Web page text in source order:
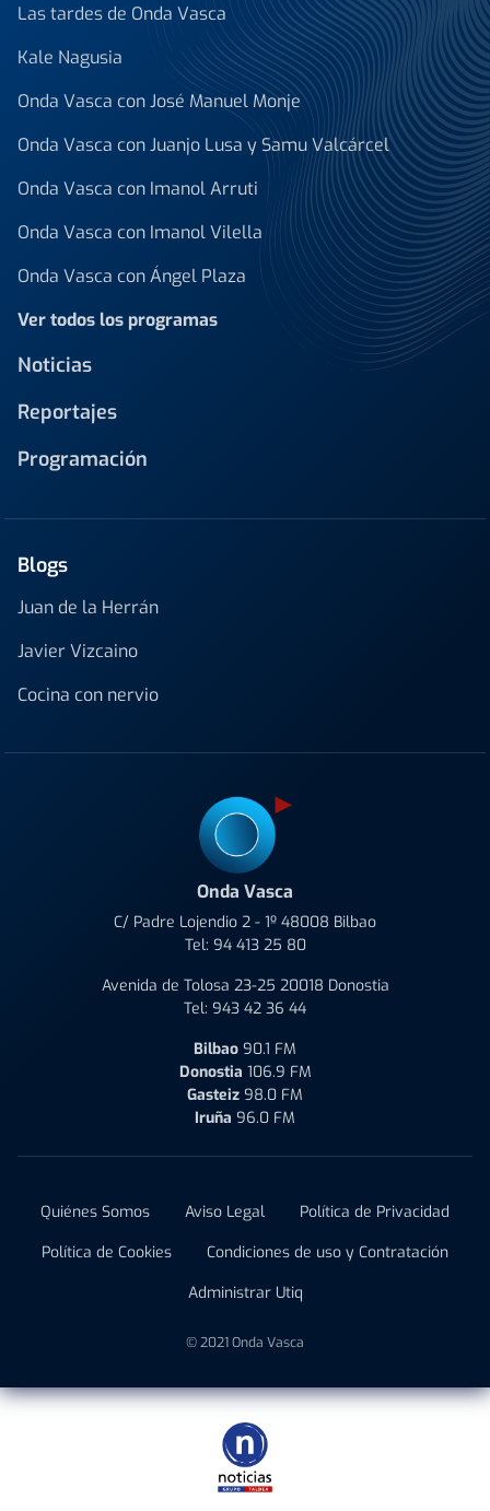
Las tardes de Onda Vasca
Kale Nagusia
Onda Vasca con José Manuel Monje
Onda Vasca con Juanjo Lusa y Samu Valcárcel
Onda Vasca con Imanol Arruti
Onda Vasca con Imanol Vilella
Onda Vasca con Ángel Plaza
Ver todos los programas
Noticias
Reportajes
Programación
Blogs
Juan de la Herrán
Javier Vizcaino
Cocina con nervio
Onda Vasca
C/ Padre Lojendio 2 - 1º 48008 Bilbao
Tel: 94 413 25 80
Avenida de Tolosa 23-25 20018 Donostia
Tel: 943 42 36 44
Bilbao 90.1 FM
Donostia 106.9 FM
Gasteiz 98.0 FM
Iruña 96.0 FM
Quiénes Somos Aviso Legal
Política de Privacidad
Política de Cookies
Condiciones de uso y Contratación
Administrar Utiq
© 2021 Onda Vasca